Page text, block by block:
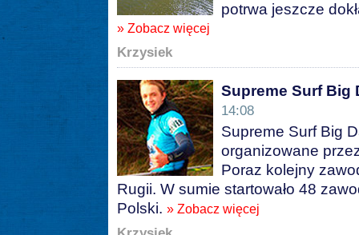
potrwa jeszcze
» Zobacz więcej
Krzysiek
Supreme Surf Big
14:08
Supreme Surf Big
organizowane
Poraz kolejny
Rugii. W sumie startowało 48
Polski. » Zobacz więcej